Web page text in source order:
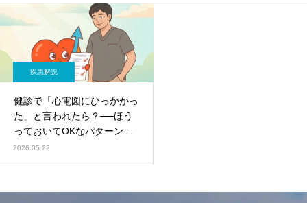
疾患解説
健診で「心電図にひっかかっ
た」と言われたら？──ほう
っておいてOKなパターン／
すぐ受診すべきパターンを循
2026.05.22